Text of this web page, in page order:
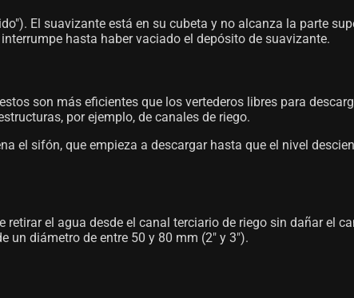
El suavizante está en su cubeta y no alcanza la parte
hasta haber vaciado el depósito de suavizante.
son más eficientes que los vertederos libres para
por ejemplo, de canales de riego.
el sifón, que empieza a descargar hasta que el nivel
el agua desde el canal terciario de riego sin dañar el
un diámetro de entre 50 y 80 mm (2" y 3").